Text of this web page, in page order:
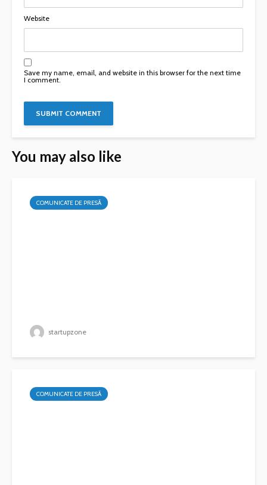
Website
Save my name, email, and website in this browser for the next time
I comment.
You may also like
COMUNICATE DE PRESĂ
startupzone
COMUNICATE DE PRESĂ